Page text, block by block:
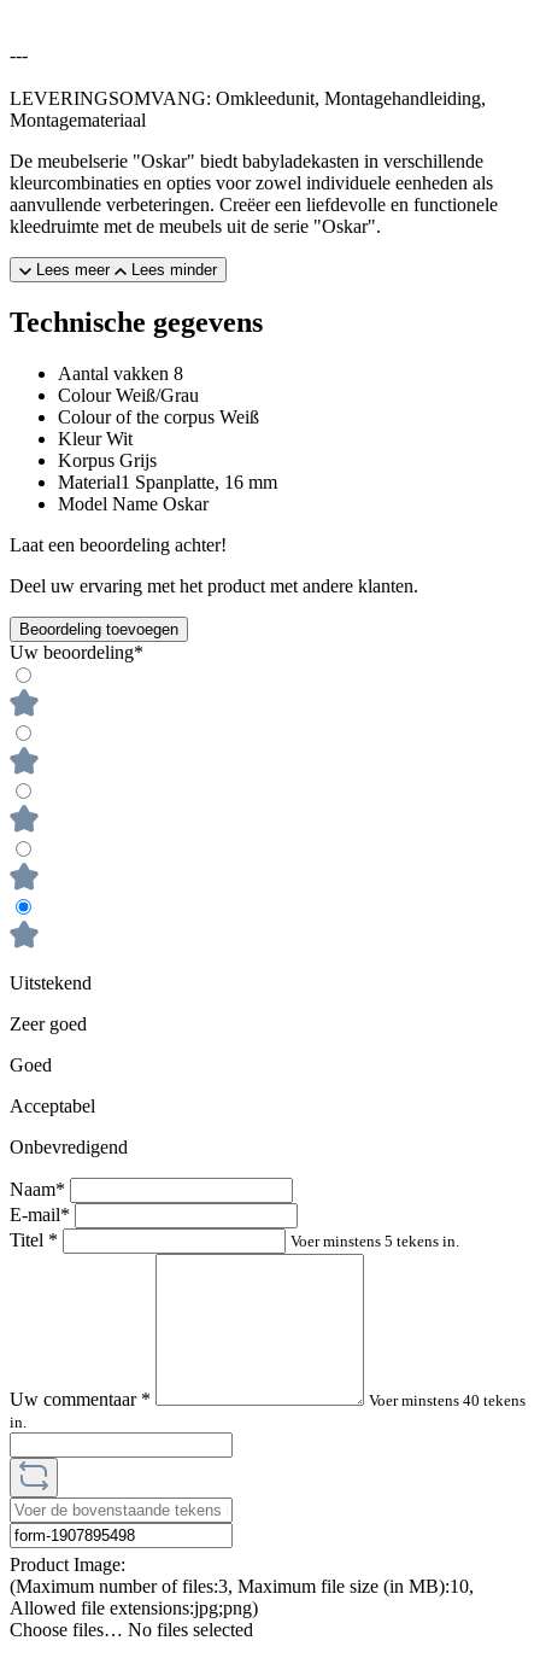
---
LEVERINGSOMVANG: Omkleedunit, Montagehandleiding,
Montagemateriaal
De meubelserie "Oskar" biedt babyladekasten in verschillende
kleurcombinaties en opties voor zowel individuele eenheden als
aanvullende verbeteringen. Creëer een liefdevolle en functionele
kleedruimte met de meubels uit de serie "Oskar".
Lees meer Lees minder
Technische gegevens
Aantal vakken 8
Colour Weiß/Grau
Colour of the corpus Weiß
Kleur Wit
Korpus Grijs
Material1 Spanplatte, 16 mm
Model Name Oskar
Laat een beoordeling achter!
Deel uw ervaring met het product met andere klanten.
Beoordeling toevoegen
Uw beoordeling*
Uitstekend
Zeer goed
Goed
Acceptabel
Onbevredigend
Naam*
E-mail*
Titel * Voer minstens 5 tekens in.
Uw commentaar *
Voer minstens 40 tekens
in.
Product Image:
(Maximum number of files:3, Maximum file size (in MB):10,
Allowed file extensions:jpg;png)
Choose files… No files selected